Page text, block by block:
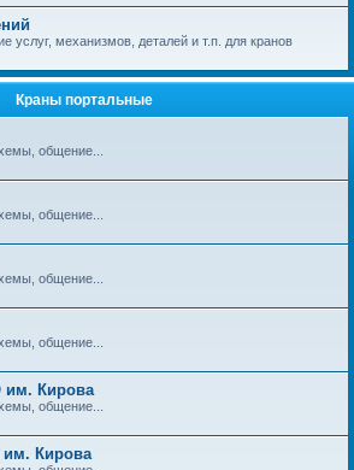
услуг, механизмов, деталей и т.п. для кранов
Краны портальные
общение...
общение...
общение...
общение...
им. Кирова
общение...
Кирова